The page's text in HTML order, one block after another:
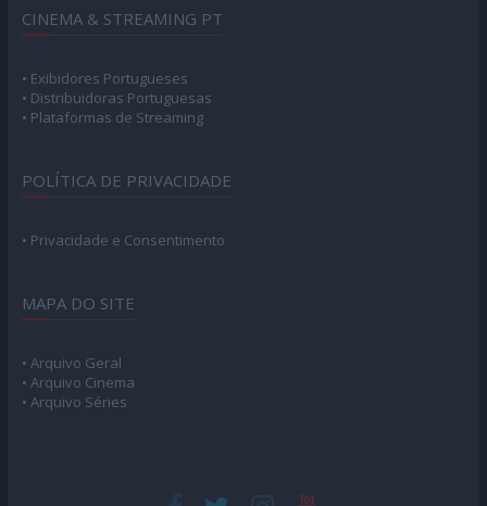
CINEMA & STREAMING PT
• Exibidores Portugueses
• Distribuidoras Portuguesas
• Plataformas de Streaming
POLÍTICA DE PRIVACIDADE
• Privacidade e Consentimento
MAPA DO SITE
• Arquivo Geral
• Arquivo Cinema
• Arquivo Séries